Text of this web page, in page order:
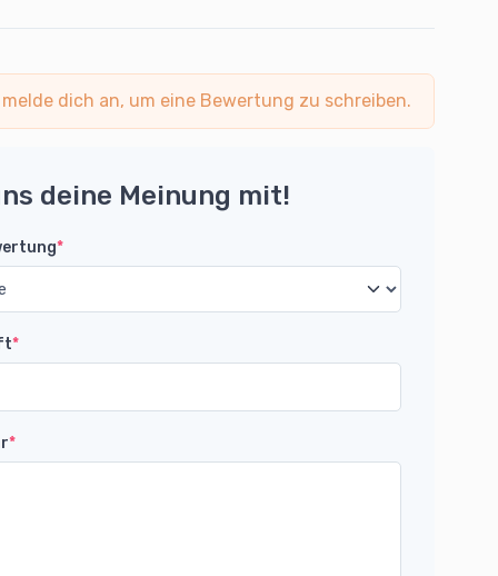
dich an, um eine Bewertung zu schreiben.
deine Meinung mit!
*
*
*